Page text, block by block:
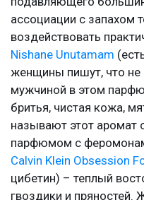
ассоциации с запахом
воздействовать
Nishane Unutamam
женщины пишут, что не
мужчиной в этом
бритья, чистая кожа,
называют этот
парфюмом с
Calvin Klein Obsession
цибетин) – теплый
гвоздики и